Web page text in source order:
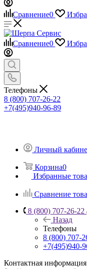
Сравнение0
Сравнение0
Телефоны
8 (800) 707-26-22
+7(495)940-96-89
Личный
Корзина0
Избранные
Сравнение
8 (800) 707-26-22
Назад
Телефоны
8 (800) 707-
+7(495)940-
Контактная информация